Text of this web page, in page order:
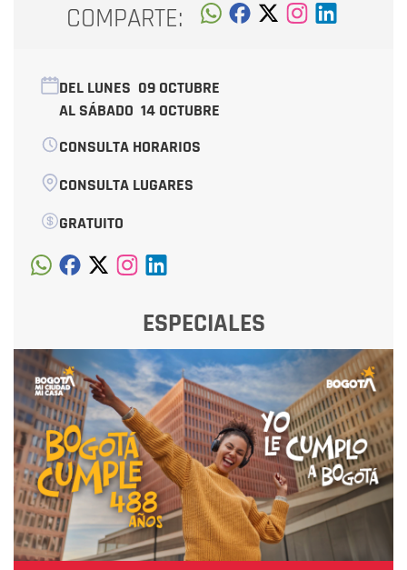
COMPARTE:
DEL LUNES 09 OCTUBRE
AL SÁBADO 14 OCTUBRE
CONSULTA HORARIOS
CONSULTA LUGARES
GRATUITO
ESPECIALES